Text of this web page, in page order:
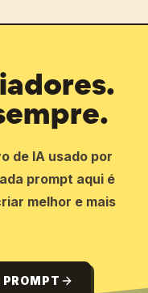
de IA usado por
prompt aqui é
melhor e mais